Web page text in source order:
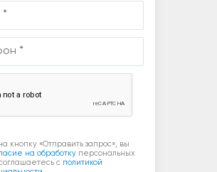
кнопку «Отправить запрос», вы
на обработку персональных
c политикой